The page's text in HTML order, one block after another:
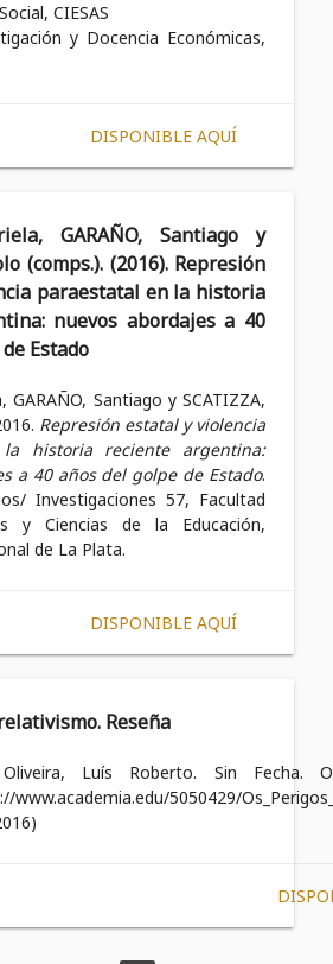
CIESAS
y Docencia Económicas,
DISPONIBLE AQUÍ
GARAÑO, Santiago y
(comps.). (2016). Represión
paraestatal en la historia
nuevos abordajes a 40
Estado
GARAÑO, Santiago y SCATIZZA,
Represión estatal y violencia
historia reciente argentina:
a 40 años del golpe de Estado.
Investigaciones 57, Facultad
y Ciencias de la Educación,
de La Plata.
DISPONIBLE AQUÍ
Reseña
Oliveira, Luís Roberto. Sin Fecha.
www.academia.edu/5050429/